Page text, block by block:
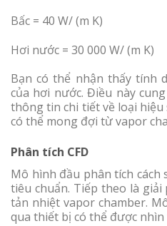
Bấc = 40 W/ (m K)
Hơi nước = 30 000 W/ (m K)
Bạn có thể nhận thấy tính
của hơi nước. Điều này
thông tin chi tiết về loại
có thể mong đợi từ vapor
Phân tích CFD
Mô hình đầu phân tích
tiêu chuẩn. Tiếp theo là
tản nhiệt vapor chamber.
qua thiết bị có thể được nhìn